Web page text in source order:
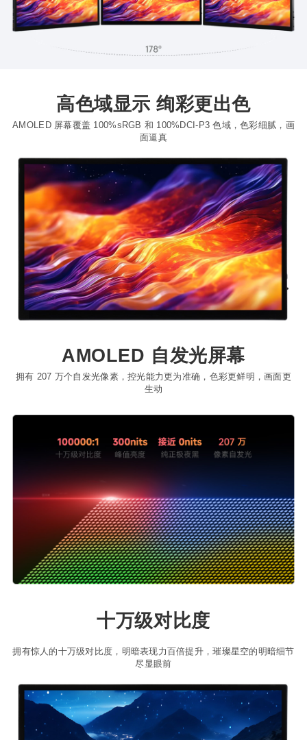
高色域显示 绚彩更出色
AMOLED 屏幕覆盖 100%sRGB 和 100%DCI-P3 色域，色彩细腻，画
面逼真
AMOLED 自发光屏幕
拥有 207 万个自发光像素，控光能力更为准确，色彩更鲜明，画面更
生动
十万级对比度
拥有惊人的十万级对比度，明暗表现力百倍提升，璀璨星空的明暗细节
尽显眼前